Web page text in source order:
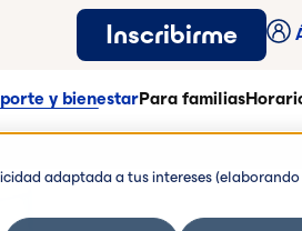
adaptada a tus intereses (elaborando
Inscribirme
y bienestarPara familias